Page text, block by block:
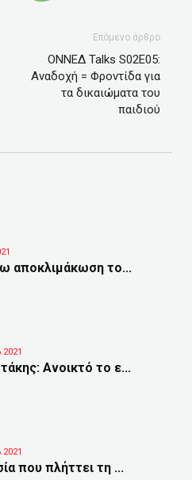
Επόμενο άρθρο
ΟΝΝΕΔ Talks S02E05:
Αναδοχή = Φροντίδα για
τα δικαιώματα του
παιδιού
αποκλιμάκωση το...
Ανοικτό το ε...
που πλήττει τη ...